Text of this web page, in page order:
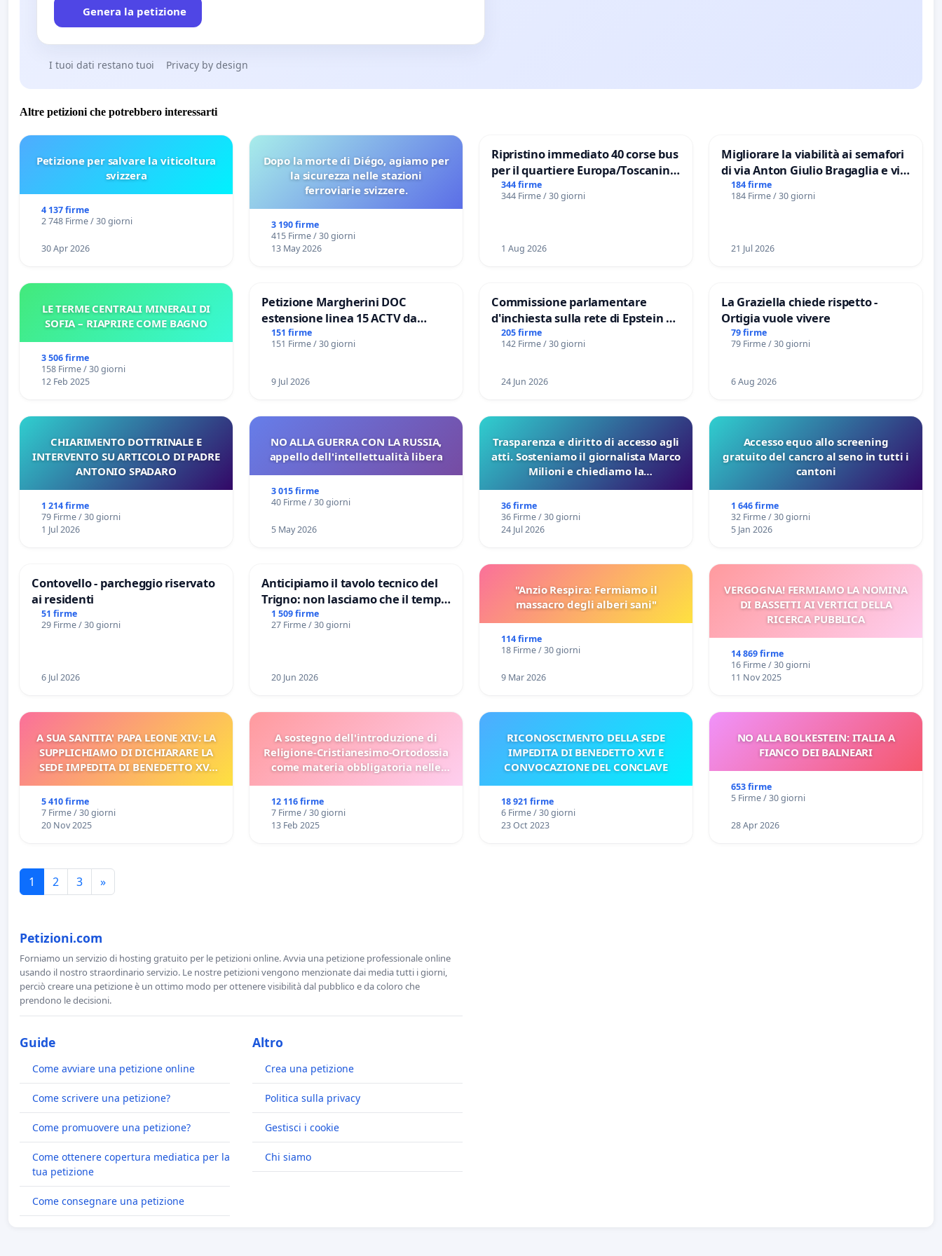
Genera la petizione
I tuoi dati restano tuoi Privacy by design
Altre petizioni che potrebbero interessarti
Petizione per salvare la viticoltura
svizzera
4 137 firme
2 748 Firme / 30 giorni
30 Apr 2026
Dopo la morte di Diégo, agiamo per
la sicurezza nelle stazioni
ferroviarie svizzere.
3 190 firme
415 Firme / 30 giorni
13 May 2026
Ripristino immediato 40 corse bus
per il quartiere Europa/Toscanini
di Aprilia
344 firme
344 Firme / 30 giorni
1 Aug 2026
Migliorare la viabilità ai semafori
di via Anton Giulio Bragaglia e via
Tieri XV MUNICIPIO DI ROMA
184 firme
184 Firme / 30 giorni
21 Jul 2026
LE TERME CENTRALI MINERALI DI
SOFIA – RIAPRIRE COME BAGNO
3 506 firme
158 Firme / 30 giorni
12 Feb 2025
Petizione Margherini DOC
estensione linea 15 ACTV da
Marghera P.zza S. Antonio
all'aeroporto Marco Polo tariffa a
151 firme
151 Firme / 30 giorni
9 Jul 2026
Commissione parlamentare
d'inchiesta sulla rete di Epstein e
del Mossad: verità sugli Epstein
Files
205 firme
142 Firme / 30 giorni
24 Jun 2026
La Graziella chiede rispetto -
Ortigia vuole vivere
79 firme
79 Firme / 30 giorni
6 Aug 2026
CHIARIMENTO DOTTRINALE E
INTERVENTO SU ARTICOLO DI PADRE
ANTONIO SPADARO
1 214 firme
79 Firme / 30 giorni
1 Jul 2026
NO ALLA GUERRA CON LA RUSSIA,
appello dell'intellettualità libera
3 015 firme
40 Firme / 30 giorni
5 May 2026
Trasparenza e diritto di accesso agli
atti. Sosteniamo il giornalista Marco
Milioni e chiediamo la
sulla Pedemontana Veneta
36 firme
36 Firme / 30 giorni
24 Jul 2026
Accesso equo allo screening
gratuito del cancro al seno in tutti i
cantoni
1 646 firme
32 Firme / 30 giorni
5 Jan 2026
Contovello - parcheggio riservato
ai residenti
51 firme
29 Firme / 30 giorni
6 Jul 2026
Anticipiamo il tavolo tecnico del
Trigno: non lasciamo che il tempo
rallenti le ricerche di Domenico
Racanati
1 509 firme
27 Firme / 30 giorni
20 Jun 2026
"Anzio Respira: Fermiamo il
massacro degli alberi sani"
114 firme
18 Firme / 30 giorni
9 Mar 2026
VERGOGNA! FERMIAMO LA NOMINA
DI BASSETTI AI VERTICI DELLA
RICERCA PUBBLICA
14 869 firme
16 Firme / 30 giorni
11 Nov 2025
A SUA SANTITA' PAPA LEONE XIV: LA
SUPPLICHIAMO DI DICHIARARE LA
SEDE IMPEDITA DI BENEDETTO XVI
5 410 firme
7 Firme / 30 giorni
20 Nov 2025
A sostegno dell'introduzione di
Religione-Cristianesimo-Ortodossia
come materia obbligatoria nelle
12 116 firme
7 Firme / 30 giorni
13 Feb 2025
RICONOSCIMENTO DELLA SEDE
IMPEDITA DI BENEDETTO XVI E
CONVOCAZIONE DEL CONCLAVE
18 921 firme
6 Firme / 30 giorni
23 Oct 2023
NO ALLA BOLKESTEIN: ITALIA A
FIANCO DEI BALNEARI
653 firme
5 Firme / 30 giorni
28 Apr 2026
1 2 3 »
Petizioni.com
Forniamo un servizio di hosting gratuito per le petizioni online. Avvia una petizione professionale online
usando il nostro straordinario servizio. Le nostre petizioni vengono menzionate dai media tutti i giorni,
perciò creare una petizione è un ottimo modo per ottenere visibilità dal pubblico e da coloro che
prendono le decisioni.
Guide
Come avviare una petizione online
Come scrivere una petizione?
Come promuovere una petizione?
Come ottenere copertura mediatica per la
tua petizione
Come consegnare una petizione
Altro
Crea una petizione
Politica sulla privacy
Gestisci i cookie
Chi siamo